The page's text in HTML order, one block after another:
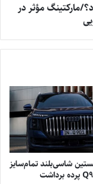
مارکتینگ مؤثر در
شاسی‌بلند تمام‌سایز